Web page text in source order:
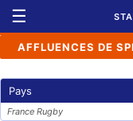
☰
AFFLUENCES DE
Pays
France Rugby